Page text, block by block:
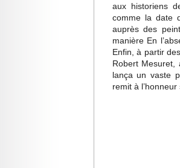
aux historiens
comme la date
auprès des
manière En
Enfin, à partir
Robert Mesuret,
lança un vaste
remit à